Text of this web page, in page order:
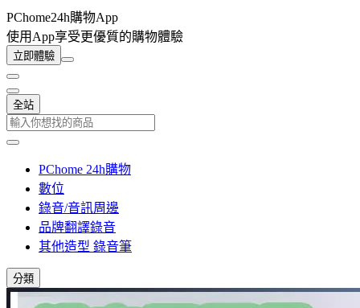
PChome24h購物App
使用App享受更優質的購物體驗
立即體驗
全站
PChome 24h購物
數位
錄音/音訊周邊
品牌翻譯錄音
其他造型 錄音筆
分類